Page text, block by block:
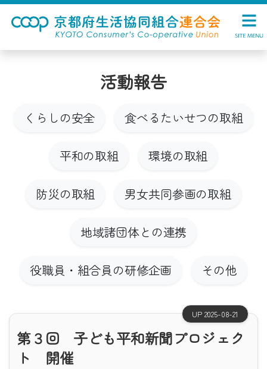
活動報告
くらしの安全 食べるたいせつの取組
平和の取組 環境の取組
防災の取組 男女共同参画の取組
地域諸団体との連携
役職員・組合員の研修企画 その他
UP 2025-08-21
第３回 子ども平和新聞プロジェク
ト 開催